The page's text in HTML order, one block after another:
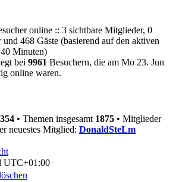
online :: 3 sichtbare Mitglieder, 0
468 Gäste (basierend auf den aktiven
Minuten)
bei 9961 Besuchern, die am Mo 23. Jun
online waren.
• Themen insgesamt 1875 • Mitglieder
neuestes Mitglied: DonaldSteLm
UTC+01:00